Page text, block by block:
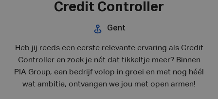
Credit Controller
Gent
Heb jij reeds een eerste relevante ervaring als Credit
Controller en zoek je nét dat tikkeltje meer? Binnen
PIA Group, een bedrijf volop in groei en met nog héél
wat ambitie, ontvangen we jou met open armen!